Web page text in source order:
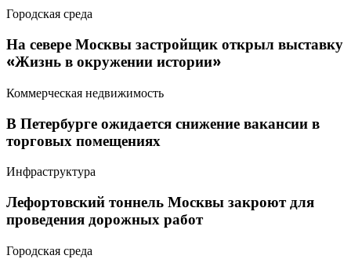
Городская среда
На севере Москвы застройщик открыл выставку
«Жизнь в окружении истории»
Коммерческая недвижимость
В Петербурге ожидается снижение вакансии в
торговых помещениях
Инфраструктура
Лефортовский тоннель Москвы закроют для
проведения дорожных работ
Городская среда